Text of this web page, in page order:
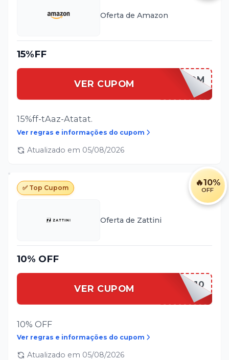
Oferta de Amazon
15%FF
VER CUPOM
[CUPOM
INSERIDO]
15%ff-tAaz-Atatat.
Ver regras e informações do cupom
Atualizado em 05/08/2026
🔥10%
OFF
✅ Top Cupom
Oferta de Zattini
10% OFF
VER CUPOM PRIMEIRA10
10% OFF
Ver regras e informações do cupom
Atualizado em 05/08/2026